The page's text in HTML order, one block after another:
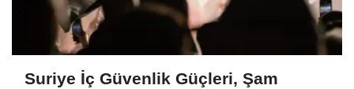
Suriye İç Güvenlik Güçleri, Şam